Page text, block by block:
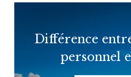
Différence
personnel